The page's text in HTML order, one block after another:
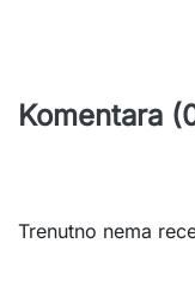
Komentara
Trenutno nema